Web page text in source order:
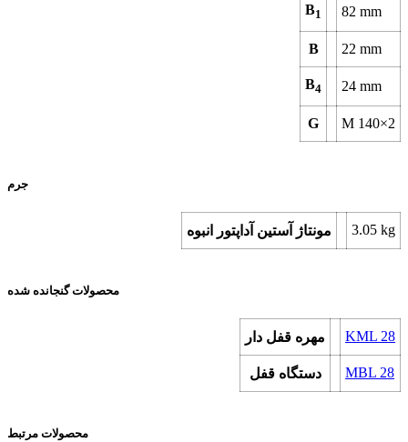
B1 82 mm
B 22 mm
B4 24 mm
G M 140×2
جرم
مونتاژ آستین آداپتور انبوه 3.05 kg
محصولات گنجانده شده
مهره قفل دار KML 28
دستگاه قفل MBL 28
محصولات مرتبط